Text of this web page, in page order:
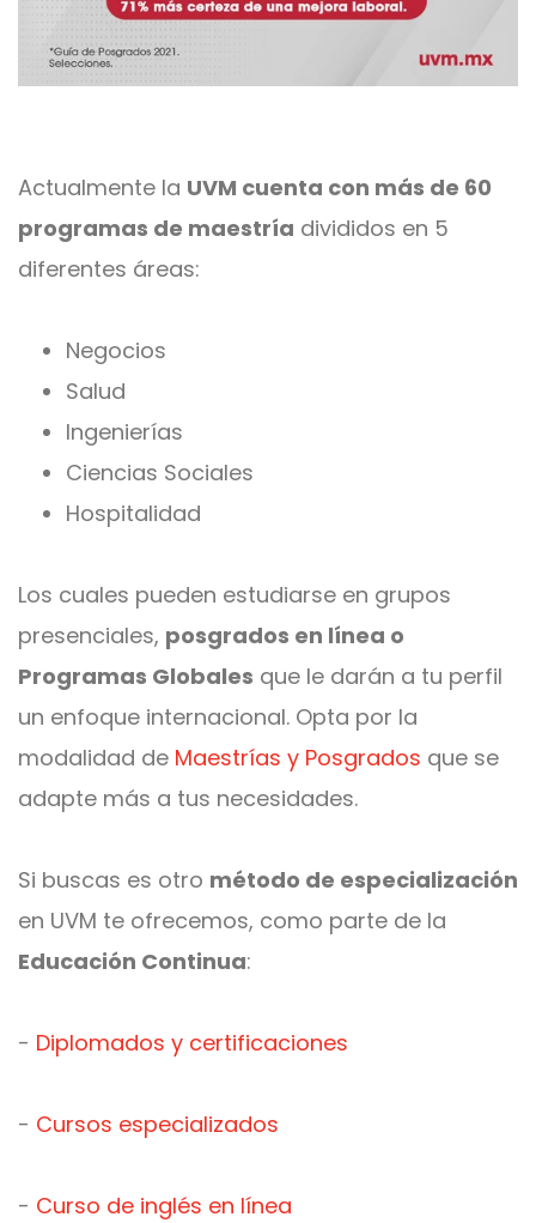
Actualmente la UVM cuenta con más de 60
programas de maestría divididos en 5
diferentes áreas:
Negocios
Salud
Ingenierías
Ciencias Sociales
Hospitalidad
Los cuales pueden estudiarse en grupos
presenciales, posgrados en línea o
Programas Globales que le darán a tu perfil
un enfoque internacional. Opta por la
modalidad de Maestrías y Posgrados que se
adapte más a tus necesidades.
Si buscas es otro método de especialización
en UVM te ofrecemos, como parte de la
Educación Continua:
- Diplomados y certificaciones
- Cursos especializados
- Curso de inglés en línea